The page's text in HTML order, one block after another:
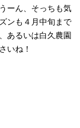
ーん、そっちも気
ンも４月中旬まで
あるいは白久農園
いね！